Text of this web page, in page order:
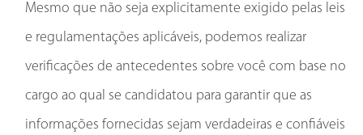
Mesmo que não seja explicitamente exigido pelas leis
e regulamentações aplicáveis, podemos realizar
verificações de antecedentes sobre você com base no
cargo ao qual se candidatou para garantir que as
informações fornecidas sejam verdadeiras e confiáveis